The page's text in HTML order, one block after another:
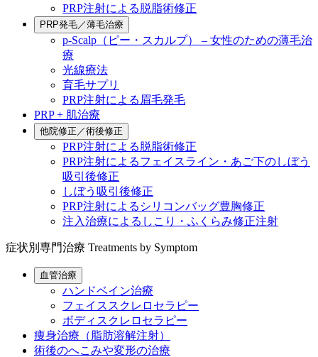
PRP注射による脱脂術修正
PRP発毛／薄毛治療
p-Scalp（ピー・スカルプ） – 女性のための薄毛治
療
光線療法
育毛サプリ
PRP注射による眉毛発毛
PRP + 肌治療
他院修正／術後修正
PRP注射による脱脂術修正
PRP注射によるフェイスライン・あご下のしぼう
吸引後修正
しぼう吸引後修正
PRP注射によるシリコンバッグ豊胸修正
注入治療によるしこり・ふくらみ修正注射
症状別専門治療 Treatments by Symptom
血管治療
ハンドベイン治療
フェイススクレロセラピー
ボディスクレロセラピー
痩身治療（脂肪溶解注射）
術後のへこみや変形の治療